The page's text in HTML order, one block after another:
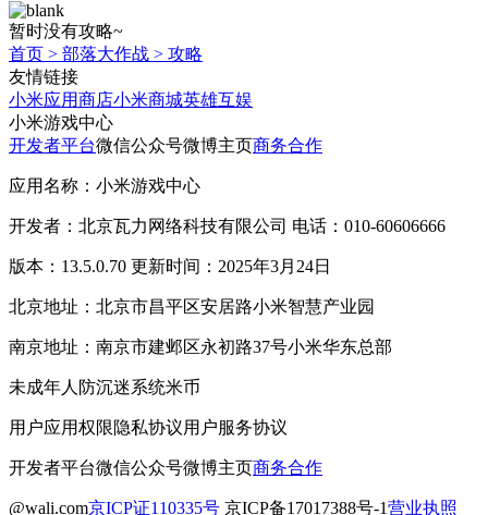
暂时没有攻略~
首页 > 部落大作战 > 攻略
友情链接
小米应用商店小米商城英雄互娱
小米游戏中心
开发者平台微信公众号微博主页商务合作
应用名称：小米游戏中心
开发者：北京瓦力网络科技有限公司 电话：010-60606666
版本：13.5.0.70 更新时间：2025年3月24日
北京地址：北京市昌平区安居路小米智慧产业园
南京地址：南京市建邺区永初路37号小米华东总部
未成年人防沉迷系统米币
用户应用权限隐私协议用户服务协议
开发者平台微信公众号微博主页商务合作
@wali.com京ICP证110335号 京ICP备17017388号-1营业执照